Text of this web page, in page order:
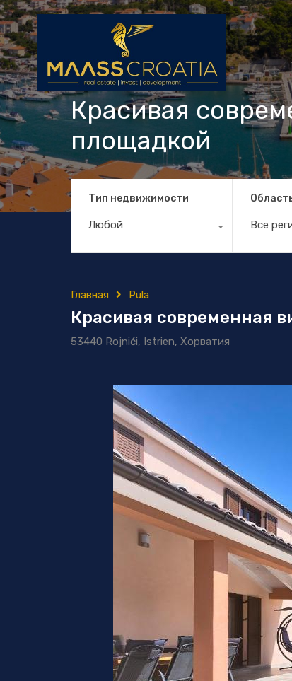
Красивая
площадкой
Тип недвижимости
Любой Все
Главная Pula
Красивая современная
53440 Rojnići, Istrien, Хорватия